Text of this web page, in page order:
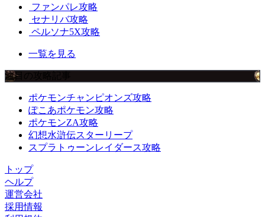
ファンパレ攻略
セナリバ攻略
ペルソナ5X攻略
一覧を見る
注目の攻略記事
ポケモンチャンピオンズ攻略
ぽこあポケモン攻略
ポケモンZA攻略
幻想水滸伝スターリープ
スプラトゥーンレイダース攻略
トップ
ヘルプ
運営会社
採用情報